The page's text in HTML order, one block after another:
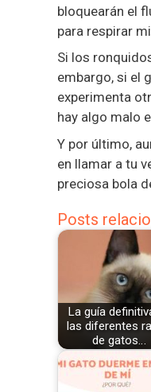
bloquearán el
para respirar
Si los
embargo, si el
experimenta
hay algo malo
Y por último,
en llamar a tu
preciosa bola
Posts
La guía
las diferentes
de gatos…